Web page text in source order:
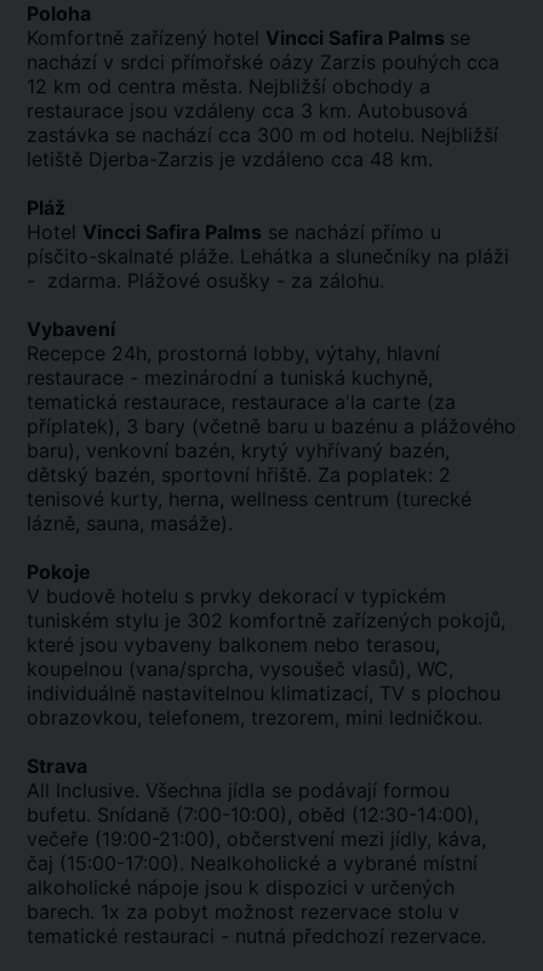
Poloha
Komfortně zařízený hotel Vincci Safira Palms se
nachází v srdci přímořské oázy Zarzis pouhých cca
12 km od centra města. Nejbližší obchody a
restaurace jsou vzdáleny cca 3 km. Autobusová
zastávka se nachází cca 300 m od hotelu. Nejbližší
letiště Djerba-Zarzis je vzdáleno cca 48 km.
Pláž
Hotel Vincci Safira Palms se nachází přímo u
písčito-skalnaté pláže. Lehátka a slunečníky na pláži
- zdarma. Plážové osušky - za zálohu.
Vybavení
Recepce 24h, prostorná lobby, výtahy, hlavní
restaurace - mezinárodní a tuniská kuchyně,
tematická restaurace, restaurace a'la carte (za
příplatek), 3 bary (včetně baru u bazénu a plážového
baru), venkovní bazén, krytý vyhřívaný bazén,
dětský bazén, sportovní hřiště. Za poplatek: 2
tenisové kurty, herna, wellness centrum (turecké
lázně, sauna, masáže).
Pokoje
V budově hotelu s prvky dekorací v typickém
tuniském stylu je 302 komfortně zařízených pokojů,
které jsou vybaveny balkonem nebo terasou,
koupelnou (vana/sprcha, vysoušeč vlasů), WC,
individuálně nastavitelnou klimatizací, TV s plochou
obrazovkou, telefonem, trezorem, mini ledničkou.
Strava
All Inclusive. Všechna jídla se podávají formou
bufetu. Snídaně (7:00-10:00), oběd (12:30-14:00),
večeře (19:00-21:00), občerstvení mezi jídly, káva,
čaj (15:00-17:00). Nealkoholické a vybrané místní
alkoholické nápoje jsou k dispozici v určených
barech. 1x za pobyt možnost rezervace stolu v
tematické restauraci - nutná předchozí rezervace.